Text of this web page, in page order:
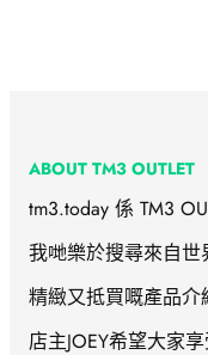
ABOUT TM3 OUTLET
tm3.today 係 TM3
我哋樂於搜尋來自世
精緻又抵買嘅產品介
店主JOEY希望大家